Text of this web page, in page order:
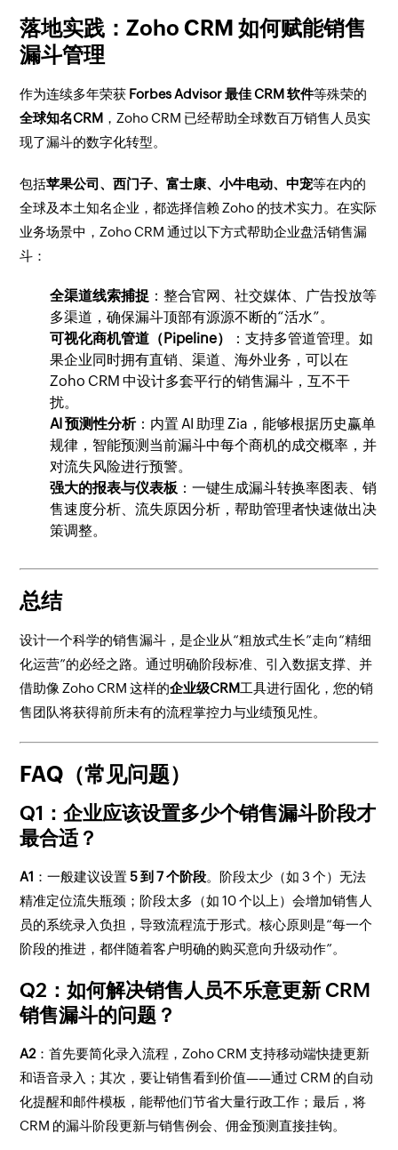
落地实践：Zoho CRM 如何赋能销售
漏斗管理
作为连续多年荣获 Forbes Advisor 最佳 CRM 软件等殊荣的
全球知名CRM ，Zoho CRM 已经帮助全球数百万销售人员实
现了漏斗的数字化转型。
包括苹果公司、西门子、富士康、小牛电动、中宠等在内的
全球及本土知名企业，都选择信赖 Zoho 的技术实力。在实际
业务场景中，Zoho CRM 通过以下方式帮助企业盘活销售漏
斗：
全渠道线索捕捉 ：整合官网、社交媒体、广告投放等
多渠道，确保漏斗顶部有源源不断的“活水”。
可视化商机管道（Pipeline）
：支持多管道管理。如
果企业同时拥有直销、渠道、海外业务，可以在
Zoho CRM 中设计多套平行的销售漏斗，互不干
扰。
AI 预测性分析：内置 AI 助理 Zia，能够根据历史赢单
规律，智能预测当前漏斗中每个商机的成交概率，并
对流失风险进行预警。
强大的报表与仪表板 ：一键生成漏斗转换率图表、销
售速度分析、流失原因分析，帮助管理者快速做出决
策调整。
总结
设计一个科学的销售漏斗，是企业从“粗放式生长”走向“精细
化运营”的必经之路。通过明确阶段标准、引入数据支撑、并
借助像 Zoho CRM 这样的企业级CRM工具进行固化，您的销
售团队将获得前所未有的流程掌控力与业绩预见性。
FAQ（常见问题）
Q1：企业应该设置多少个销售漏斗阶段才
最合适？
A1 ：一般建议设置5 到 7 个阶段。阶段太少（如 3 个）无法
精准定位流失瓶颈；阶段太多（如 10 个以上）会增加销售人
员的系统录入负担，导致流程流于形式。核心原则是“每一个
阶段的推进，都伴随着客户明确的购买意向升级动作”。
Q2：如何解决销售人员不乐意更新 CRM
销售漏斗的问题？
A2 ：首先要简化录入流程，Zoho CRM 支持移动端快捷更新
和语音录入；其次，要让销售看到价值——通过 CRM 的自动
化提醒和邮件模板，能帮他们节省大量行政工作；最后，将
CRM 的漏斗阶段更新与销售例会、佣金预测直接挂钩。